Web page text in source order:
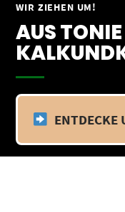
WIR ZIEHEN UM!
AUS
ENTDECKE
Springe
Inhalt
Vom 09.04.25 -
Zeitraum